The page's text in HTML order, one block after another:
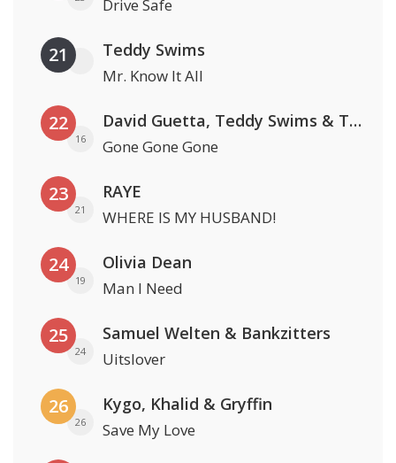
Drive Safe
21 Teddy Swims
Mr. Know It All
22
16
David Guetta, Teddy Swims & Tones And I
Gone Gone Gone
23
21
RAYE
WHERE IS MY HUSBAND!
24
19
Olivia Dean
Man I Need
25
24
Samuel Welten & Bankzitters
Uitslover
26
26
Kygo, Khalid & Gryffin
Save My Love